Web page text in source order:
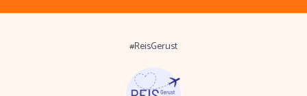
#ReisGerust